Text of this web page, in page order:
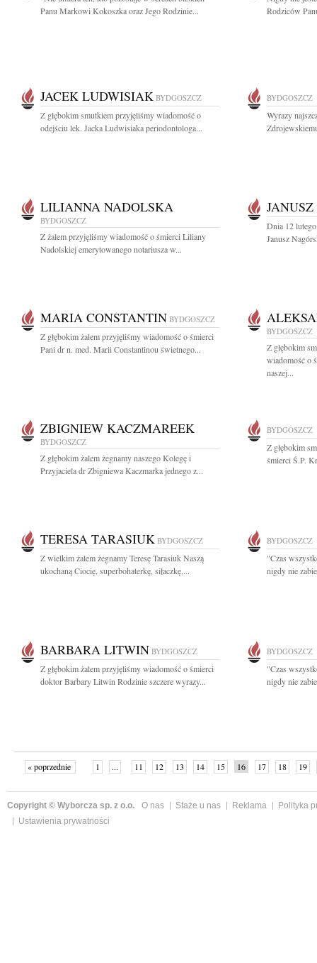
Panu Markowi Kokoszka oraz Jego Rodzinie...
Rodziców
JACEK LUDWISIAK BYDGOSZCZ
Z głębokim smutkiem przyjęliśmy wiadomość o
odejściu lek. Jacka Ludwisiaka periodontologa...
BYDGOSZCZ
Wyrazy
LILIANNA NADOLSKA
BYDGOSZCZ
Z żalem przyjęliśmy wiadomość o śmierci Liliany
Nadolskiej emerytowanego notariusza w...
Dnia 12
Janusz
MARIA CONSTANTIN BYDGOSZCZ
Z głębokim żalem przyjęliśmy wiadomość o śmierci
Pani dr n. med. Marii Constantinou świetnego...
BYDGOSZCZ
Z głębokim
wiadomość o
naszej...
ZBIGNIEW KACZMAREEK
BYDGOSZCZ
Z głębokim żalem żegnamy naszego Kolegę i
Przyjaciela dr Zbigniewa Kaczmarka jednego z...
BYDGOSZCZ
Z głębokim
śmierci Ś.P.
TERESA TARASIUK BYDGOSZCZ
Z wielkim żalem żegnamy Teresę Tarasiuk Naszą
ukochaną Ciocię, superbohaterkę, siłaczkę,...
BYDGOSZCZ
"Czas
nigdy nie
BARBARA LITWIN BYDGOSZCZ
Z głębokim żalem przyjęliśmy wiadomość o śmierci
doktor Barbary Litwin Rodzinie szczere wyrazy...
BYDGOSZCZ
"Czas
nigdy nie
« poprzednie 1 ... 11 12 13 14 15 16 17 18
19
Copyright © Wyborcza sp. z o.o. O nas Staże u nas Reklama
Polityka
Ustawienia prywatności